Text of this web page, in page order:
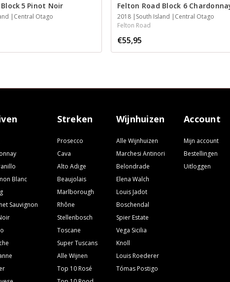
5 Pinot Noir
Central Otago
Felton Road Block 6
2018 South Island
Central Otago
Felton Road
€55,95
Blanc
Sauvignon
Streken
Prosecco
Cava
Alto Adige
Beaujolais
Marlborough
Rhône
Stellenbosch
Toscane
Super Tuscans
Alle Wijnen
Top 10 Rosé
Wijnhuizen
Alle Wijnhuizen
Marchesi Antinori
Belondrade
Elena Walch
Louis Jadot
Boschendal
Spier Estate
Vega Sicilia
Knoll
Louis Roederer
Tómas Postigo
Account
Mijn account
Bestellingen
Uitloggen